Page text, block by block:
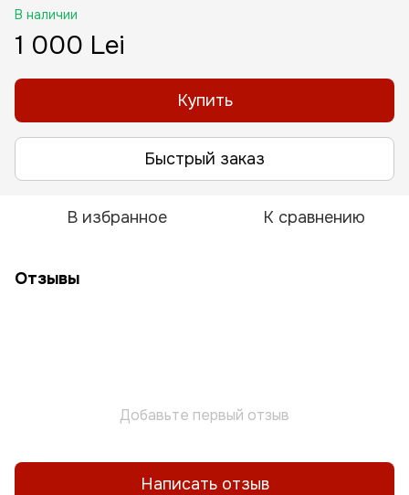
В наличии
1 000 Lei
Купить
Быстрый заказ
В избранное К сравнению
Отзывы
Добавьте первый отзыв
Написать отзыв